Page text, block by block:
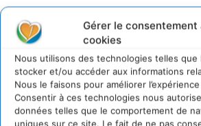
Gérer le consentement
cookies
Nous utilisons des technologies telles que
stocker et/ou accéder aux informations
Nous le faisons pour améliorer
Consentir à ces technologies nous
données telles que le comportement de
uniques sur ce site. Le fait de ne pas
Lire aussi
Transformer les territoires par